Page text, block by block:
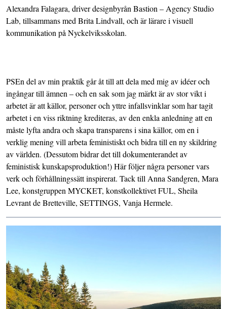
Alexandra Falagara, driver designbyrån Bastion – Agency Studio
Lab, tillsammans med Brita Lindvall, och är lärare i visuell
kommunikation på Nyckelviksskolan.
PSEn del av min praktik går åt till att dela med mig av idéer och
ingångar till ämnen – och en sak som jag märkt är av stor vikt i
arbetet är att källor, personer och yttre infallsvinklar som har tagit
arbetet i en viss riktning krediteras, av den enkla anledning att en
måste lyfta andra och skapa transparens i sina källor, om en i
verklig mening vill arbeta feministiskt och bidra till en ny skildring
av världen. (Dessutom bidrar det till dokumenterandet av
feministisk kunskapsproduktion!) Här följer några personer vars
verk och förhållningssätt inspirerat. Tack till Anna Sandgren, Mara
Lee, konstgruppen MYCKET, konstkollektivet FUL, Sheila
Levrant de Bretteville, SETTINGS, Vanja Hermele.